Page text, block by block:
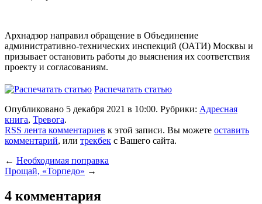
Архнадзор направил обращение в Объединение
административно-технических инспекций (ОАТИ) Москвы и
призывает остановить работы до выяснения их соответствия
проекту и согласованиям.
Распечатать статью
Опубликовано 5 декабря 2021 в 10:00. Рубрики: Адресная
книга, Тревога.
RSS лента комментариев к этой записи. Вы можете оставить
комментарий, или трекбек с Вашего сайта.
← Необходимая поправка
Прощай, «Торпедо» →
4 комментария